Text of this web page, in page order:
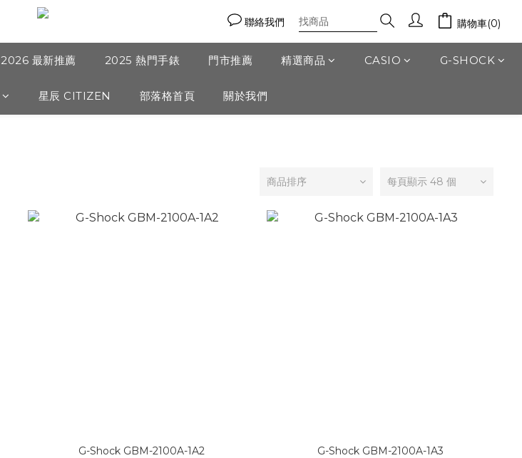
聯絡我們 購物車(0)
2026 最新推薦 2025 熱門手錶 門市推薦 精選商品 CASIO G-SHOCK
星辰 CITIZEN 部落格首頁 關於我們
商品排序 每頁顯示 48 個
G-Shock GBM-2100A-1A2 G-Shock GBM-2100A-1A3